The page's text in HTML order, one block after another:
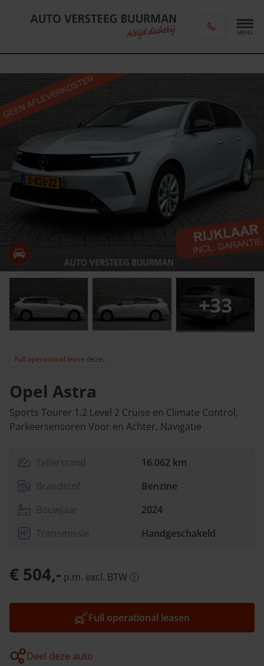
+33
Full operational lease deze:
Opel Astra
Sports Tourer 1.2 Level 2 Cruise en Climate Control,
Parkeersensoren Voor en Achter, Navigatie
Tellerstand
16.062 km
Brandstof
Benzine
Bouwjaar
2024
Transmissie
Handgeschakeld
€ 504,- p.m. excl. BTW ⓘ
Full operational leasen
Deel deze auto